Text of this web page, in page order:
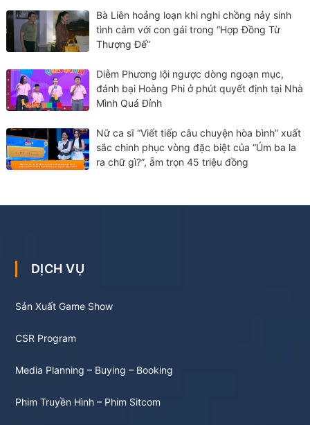
Bà Liên hoảng loạn khi nghi chồng nảy sinh
tình cảm với con gái trong “Hợp Đồng Từ
Thượng Đế”
Diễm Phương lội ngược dòng ngoạn mục,
đánh bại Hoàng Phi ở phút quyết định tại Nhà
Mình Quá Đỉnh
Nữ ca sĩ “Viết tiếp câu chuyện hòa bình” xuất
sắc chinh phục vòng đặc biệt của “Úm ba la
ra chữ gì?”, ẵm trọn 45 triệu đồng
DỊCH VỤ
Sản Xuất Game Show
CSR Program
Media Planning – Buying – Booking
Phim Truyền Hình – Phim Sitcom